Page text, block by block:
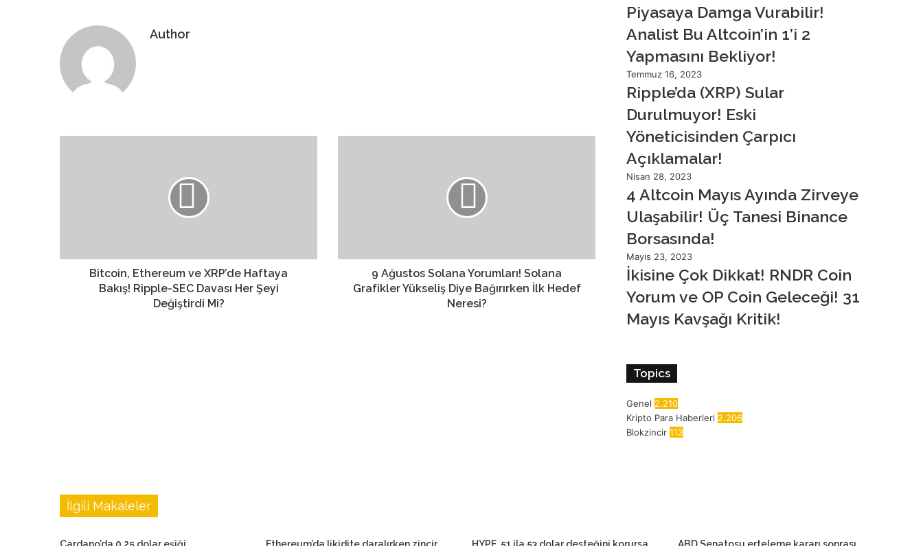
Author
Bitcoin, Ethereum ve XRP’de Haftaya
Bakış! Ripple-SEC Davası Her Şeyi
Değiştirdi Mi?
9 Ağustos Solana Yorumları! Solana
Grafikler Yükseliş Diye Bağırırken İlk Hedef
Neresi?
Piyasaya Damga Vurabilir!
Analist Bu Altcoin’in 1’i 2
Yapmasını Bekliyor!
Temmuz 16, 2023
Ripple’da (XRP) Sular
Durulmuyor! Eski
Yöneticisinden Çarpıcı
Açıklamalar!
Nisan 28, 2023
4 Altcoin Mayıs Ayında Zirveye
Ulaşabilir! Üç Tanesi Binance
Borsasında!
Mayıs 23, 2023
İkisine Çok Dikkat! RNDR Coin
Yorum ve OP Coin Geleceği! 31
Mayıs Kavşağı Kritik!
Topics
Genel 2.210
Kripto Para Haberleri 2.206
Blokzincir 113
İlgili Makaleler